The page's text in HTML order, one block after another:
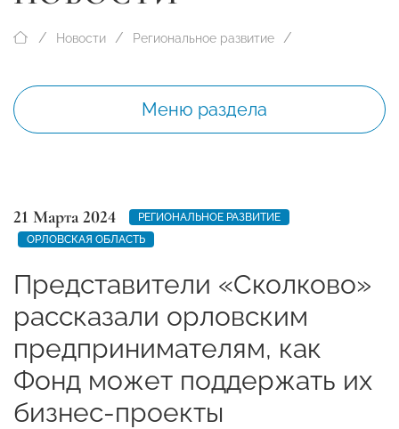
Новости Региональное развитие
Меню раздела
21 Марта 2024
РЕГИОНАЛЬНОЕ РАЗВИТИЕ
ОРЛОВСКАЯ ОБЛАСТЬ
Представители «Сколково»
рассказали орловским
предпринимателям, как
Фонд может поддержать их
бизнес-проекты